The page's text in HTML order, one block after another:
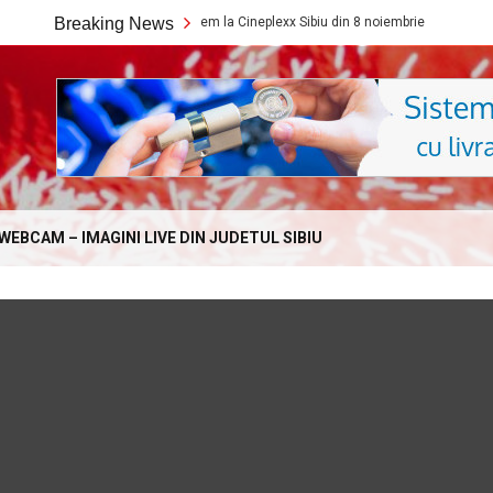
Breaking News
Ce filme noi vedem la Cineplexx Sibiu din 8 noiembrie Ce
– IMAGINI LIVE DIN JUDETUL SIBIU